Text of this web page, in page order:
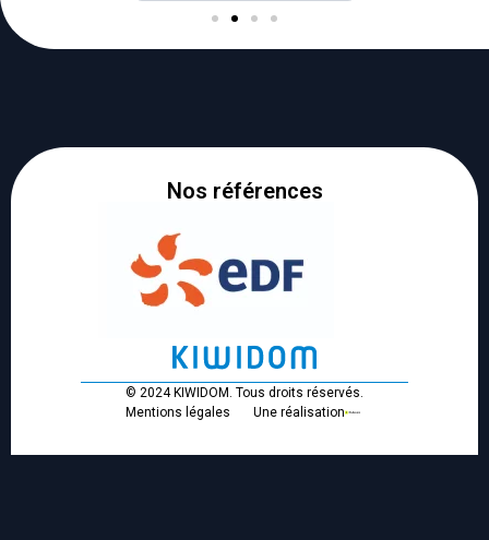
Nos références
© 2024 KIWIDOM. Tous droits réservés.
Mentions légales
Une réalisation